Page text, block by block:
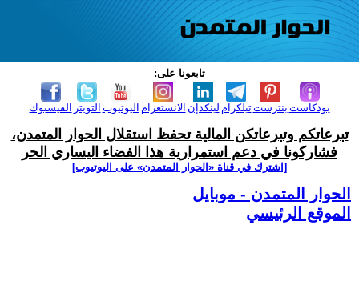
تابعونا على:
الفيسبوك التويتر اليوتيوب الانستغرام لينكدإن تيلكرامبنترست بودكاست
تبرعاتكم وتبرعاتكن المالية تحفظ استقلال الحوار المتمدن،
فشاركونا في دعم استمرارية هذا الفضاء اليساري الحر
[اشترك في قناة ‫«الحوار المتمدن» على اليوتيوب]
الحوار المتمدن - موبايل
الموقع الرئيسي